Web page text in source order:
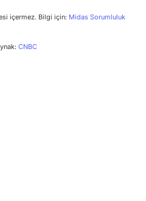
içermez. Bilgi için: Midas Sorumluluk
CNBC